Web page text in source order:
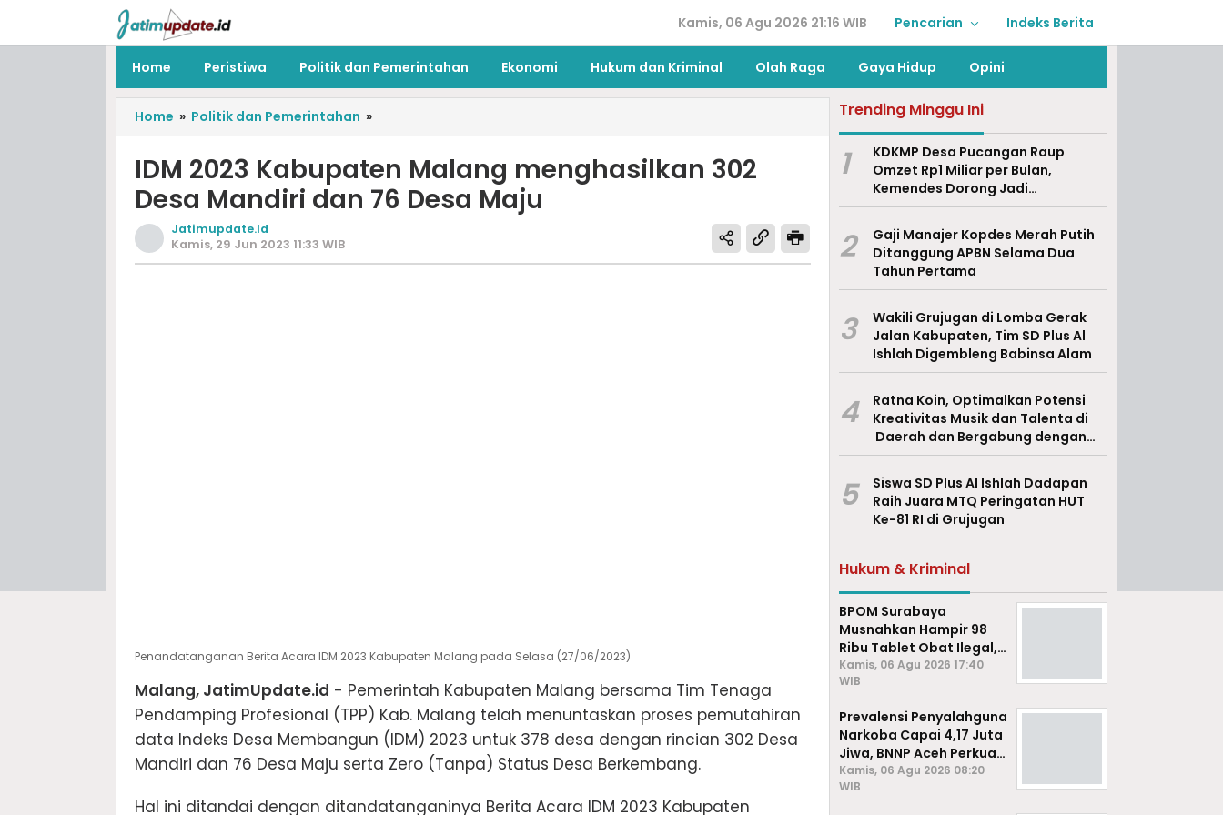
Kamis, 06 Agu 2026 21:16 WIB Pencarian Indeks Berita
Home Peristiwa Politik dan Pemerintahan Ekonomi Hukum dan Kriminal Olah Raga Gaya Hidup Opini
Home » Politik dan Pemerintahan »
IDM 2023 Kabupaten Malang menghasilkan 302
Desa Mandiri dan 76 Desa Maju
Jatimupdate.id
Kamis, 29 Jun 2023 11:33 WIB
Penandatanganan Berita Acara IDM 2023 Kabupaten Malang pada Selasa (27/06/2023)
Malang, JatimUpdate.id - Pemerintah Kabupaten Malang bersama Tim Tenaga
Pendamping Profesional (TPP) Kab. Malang telah menuntaskan proses pemutahiran
data Indeks Desa Membangun (IDM) 2023 untuk 378 desa dengan rincian 302 Desa
Mandiri dan 76 Desa Maju serta Zero (Tanpa) Status Desa Berkembang.
Hal ini ditandai dengan ditandatanganinya Berita Acara IDM 2023 Kabupaten
Trending Minggu Ini
1
KDKMP Desa Pucangan Raup
Omzet Rp1 Miliar per Bulan,
Kemendes Dorong Jadi
Percontohan Nasional
2
Gaji Manajer Kopdes Merah Putih
Ditanggung APBN Selama Dua
Tahun Pertama
3
Wakili Grujugan di Lomba Gerak
Jalan Kabupaten, Tim SD Plus Al
Ishlah Digembleng Babinsa Alam
4
Ratna Koin, Optimalkan Potensi
Kreativitas Musik dan Talenta di
Daerah dan Bergabung dengan
Ekraf Pasuruan
5
Siswa SD Plus Al Ishlah Dadapan
Raih Juara MTQ Peringatan HUT
Ke-81 RI di Grujugan
Hukum & Kriminal
BPOM Surabaya
Musnahkan Hampir 98
Ribu Tablet Obat Ilegal,
Cegah Penyalahgunaan
di Kalangan Pelajar
Kamis, 06 Agu 2026 17:40
WIB
Prevalensi Penyalahguna
Narkoba Capai 4,17 Juta
Jiwa, BNNP Aceh Perkuat
P4GN di Subulussalam
Kamis, 06 Agu 2026 08:20
WIB